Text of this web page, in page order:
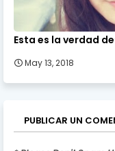
Esta es la verdad
May 13, 2018
PUBLICAR UN